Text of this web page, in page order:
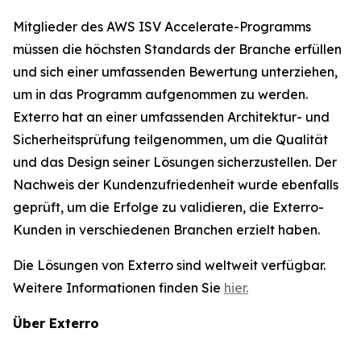
Mitglieder des AWS ISV Accelerate-Programms
müssen die höchsten Standards der Branche erfüllen
und sich einer umfassenden Bewertung unterziehen,
um in das Programm aufgenommen zu werden.
Exterro hat an einer umfassenden Architektur- und
Sicherheitsprüfung teilgenommen, um die Qualität
und das Design seiner Lösungen sicherzustellen. Der
Nachweis der Kundenzufriedenheit wurde ebenfalls
geprüft, um die Erfolge zu validieren, die Exterro-
Kunden in verschiedenen Branchen erzielt haben.
Die Lösungen von Exterro sind weltweit verfügbar.
Weitere Informationen finden Sie hier.
Über Exterro